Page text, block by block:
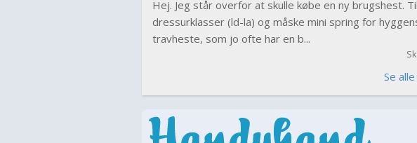
Hej. Jeg står overfor at skulle købe en ny brugshest.
dressurklasser (ld-la) og måske mini spring for
travheste, som jo ofte har en b...
Se